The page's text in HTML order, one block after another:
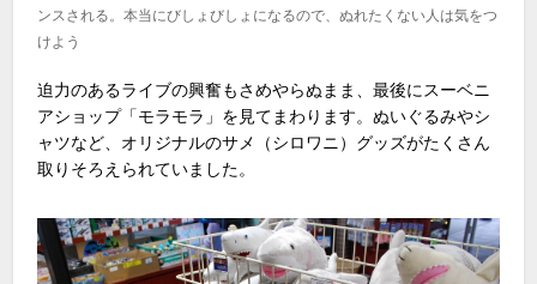
ンスされる。本当にびしょびしょになるので、ぬれたくない人は気をつ
けよう
迫力のあるライブの興奮もさめやらぬまま、最後にスーベニ
アショップ「モラモラ」を見てまわります。ぬいぐるみやシ
ャツなど、オリジナルのサメ（シロワニ）グッズがたくさん
取りそろえられていました。